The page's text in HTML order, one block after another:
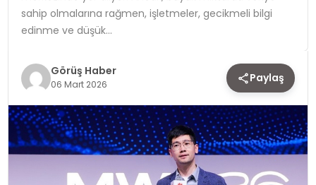
sahip olmalarına rağmen, işletmeler, gecikmeli bilgi
edinme ve düşük…
Görüş Haber
06 Mart 2026 Paylaş